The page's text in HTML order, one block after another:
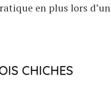
en plus lors d’un
CHICHES